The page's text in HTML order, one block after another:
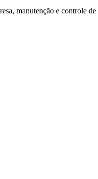
manutenção e controle de